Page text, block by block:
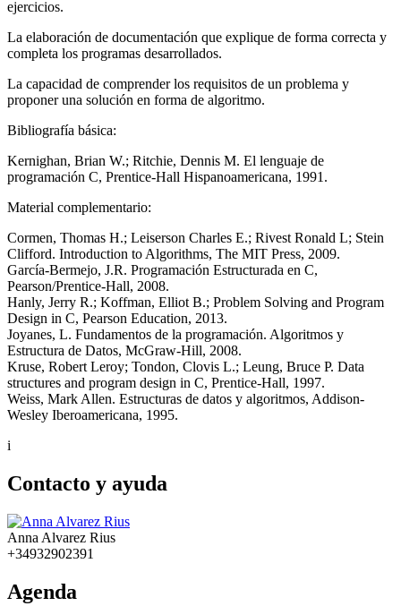
ejercicios.
La elaboración de documentación que explique de forma correcta y
completa los programas desarrollados.
La capacidad de comprender los requisitos de un problema y
proponer una solución en forma de algoritmo.
Bibliografía básica:
Kernighan, Brian W.; Ritchie, Dennis M. El lenguaje de
programación C, Prentice-Hall Hispanoamericana, 1991.
Material complementario:
Cormen, Thomas H.; Leiserson Charles E.; Rivest Ronald L; Stein
Clifford. Introduction to Algorithms, The MIT Press, 2009.
García-Bermejo, J.R. Programación Estructurada en C,
Pearson/Prentice-Hall, 2008.
Hanly, Jerry R.; Koffman, Elliot B.; Problem Solving and Program
Design in C, Pearson Education, 2013.
Joyanes, L. Fundamentos de la programación. Algoritmos y
Estructura de Datos, McGraw-Hill, 2008.
Kruse, Robert Leroy; Tondon, Clovis L.; Leung, Bruce P. Data
structures and program design in C, Prentice-Hall, 1997.
Weiss, Mark Allen. Estructuras de datos y algoritmos, Addison-
Wesley Iberoamericana, 1995.
i
Contacto y ayuda
Anna Alvarez Rius
+34932902391
Agenda